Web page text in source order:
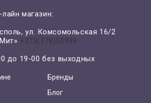
магазин:
ул. Комсомольская 16/2
+373(779)53939
до 19-00 без выходных
Бренды
Блог